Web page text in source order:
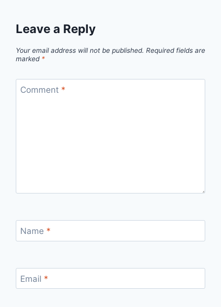
Leave a Reply
Your email address will not be published. Required fields are
marked *
Comment *
Name *
Email *